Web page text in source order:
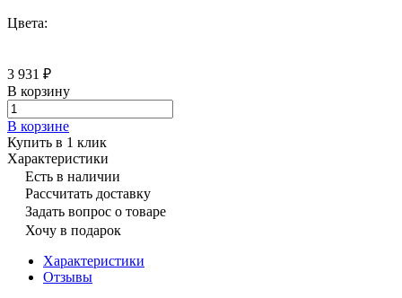
Цвета:
3 931 ₽
В корзину
В корзине
Купить в 1 клик
Характеристики
Есть в наличии
Рассчитать доставку
Задать вопрос о товаре
Хочу в подарок
Характеристики
Отзывы